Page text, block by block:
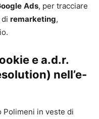
Ads, per tracciare
remarketing,
e a.d.r.
nell’e-
Polimeni in veste di